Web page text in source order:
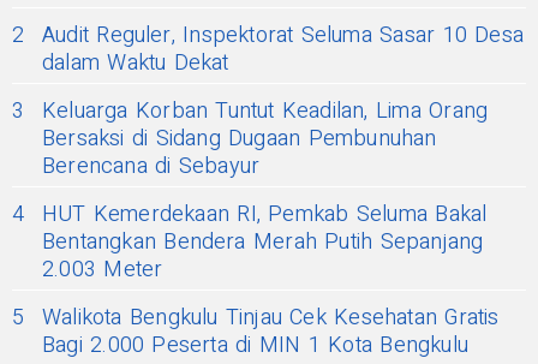
2 Audit Reguler, Inspektorat Seluma Sasar 10 Desa
dalam Waktu Dekat
3
Keluarga Korban Tuntut Keadilan, Lima Orang
Bersaksi di Sidang Dugaan Pembunuhan
Berencana di Sebayur
4 HUT Kemerdekaan RI, Pemkab Seluma Bakal
Bentangkan Bendera Merah Putih Sepanjang
2.003 Meter
5 Walikota Bengkulu Tinjau Cek Kesehatan Gratis
Bagi 2.000 Peserta di MIN 1 Kota Bengkulu